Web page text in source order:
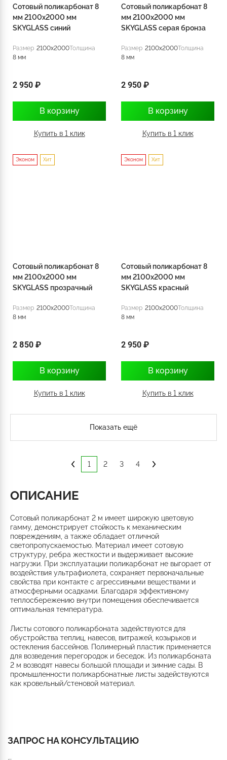
Сотовый поликарбонат 8
мм 2100x2000 мм
SKYGLASS синий
Размер 2100x2000Толщина
8 мм
2 950 ₽
В корзину
Купить в 1 клик
Сотовый поликарбонат 8
мм 2100x2000 мм
SKYGLASS серая бронза
Размер 2100x2000Толщина
8 мм
2 950 ₽
В корзину
Купить в 1 клик
Эконом Хит
Сотовый поликарбонат 8
мм 2100x2000 мм
SKYGLASS прозрачный
Размер 2100x2000Толщина
8 мм
2 850 ₽
В корзину
Купить в 1 клик
Эконом Хит
Сотовый поликарбонат 8
мм 2100x2000 мм
SKYGLASS красный
Размер 2100x2000Толщина
8 мм
2 950 ₽
В корзину
Купить в 1 клик
Показать ещё
1 2 3 4
ОПИСАНИЕ
Сотовый поликарбонат 2 м имеет широкую цветовую
гамму, демонстрирует стойкость к механическим
повреждениям, а также обладает отличной
светопропускаемостью. Материал имеет сотовую
структуру, ребра жесткости и выдерживает высокие
нагрузки. При эксплуатации поликарбонат не выгорает от
воздействия ультрафиолета, сохраняет первоначальные
свойства при контакте с агрессивными веществами и
атмосферными осадками. Благодаря эффективному
теплосбережению внутри помещения обеспечивается
оптимальная температура.
Листы сотового поликарбоната задействуются для
обустройства теплиц, навесов, витражей, козырьков и
остекления бассейнов. Полимерный пластик применяется
для возведения перегородок и беседок. Из поликарбоната
2 м возводят навесы большой площади и зимние сады. В
промышленности поликарбонатные листы задействуются
как кровельный/стеновой материал.
ЗАПРОС НА КОНСУЛЬТАЦИЮ